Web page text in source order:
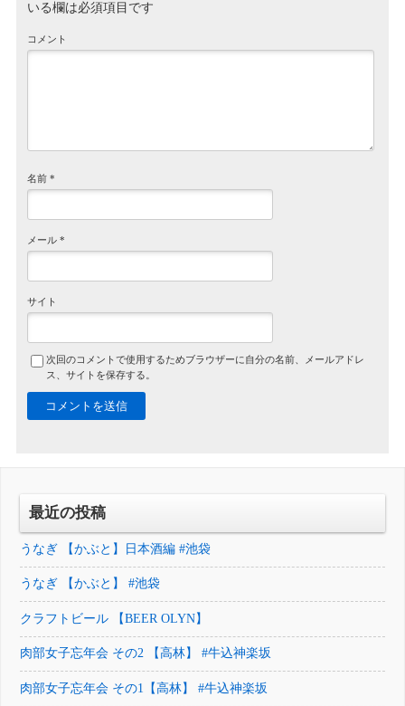
いる欄は必須項目です
コメント
名前*
メール*
サイト
次回のコメントで使用するためブラウザーに自分の名前、メールアドレ
ス、サイトを保存する。
最近の投稿
うなぎ 【かぶと】日本酒編 #池袋
うなぎ 【かぶと】 #池袋
クラフトビール 【BEER OLYN】
肉部女子忘年会 その2 【高林】 #牛込神楽坂
肉部女子忘年会 その1【高林】 #牛込神楽坂